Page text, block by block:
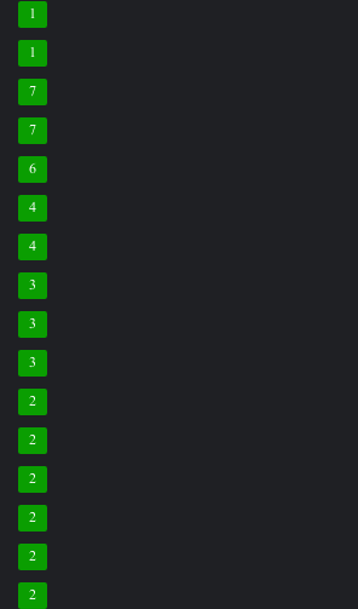
1
1
7
7
6
4
4
3
3
3
2
2
2
2
2
2